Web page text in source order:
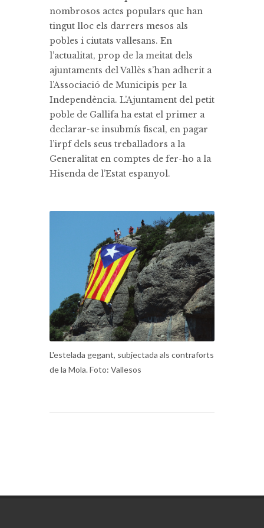
nombrosos actes populars que han
tingut lloc els darrers mesos als
pobles i ciutats vallesans. En
l’actualitat, prop de la meitat dels
ajuntaments del Vallès s’han adherit a
l’Associació de Municipis per la
Independència. L’Ajuntament del petit
poble de Gallifa ha estat el primer a
declarar-se insubmís fiscal, en pagar
l’irpf dels seus treballadors a la
Generalitat en comptes de fer-ho a la
Hisenda de l’Estat espanyol.
L'estelada gegant, subjectada als contraforts
de la Mola. Foto: Vallesos